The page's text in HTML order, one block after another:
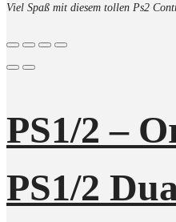
Viel Spaß mit diesem tollen Ps2
PS1/2 –
PS1/2